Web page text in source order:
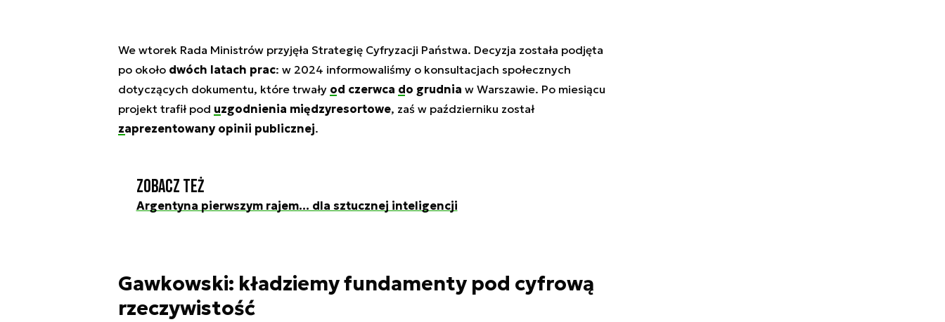
We wtorek Rada Ministrów przyjęła Strategię Cyfryzacji Państwa. Decyzja została podjęta
po około dwóch latach prac: w 2024 informowaliśmy o konsultacjach społecznych
dotyczących dokumentu, które trwały od czerwca do grudnia w Warszawie. Po miesiącu
projekt trafił pod uzgodnienia międzyresortowe, zaś w październiku został
zaprezentowany opinii publicznej.
Zobacz też
Argentyna pierwszym rajem... dla sztucznej inteligencji
Gawkowski: kładziemy fundamenty pod cyfrową
rzeczywistość